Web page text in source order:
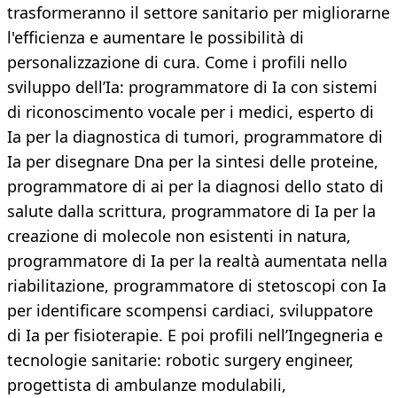
trasformeranno il settore sanitario per migliorarne
l'efficienza e aumentare le possibilità di
personalizzazione di cura. Come i profili nello
sviluppo dell’Ia: programmatore di Ia con sistemi
di riconoscimento vocale per i medici, esperto di
Ia per la diagnostica di tumori, programmatore di
Ia per disegnare Dna per la sintesi delle proteine,
programmatore di ai per la diagnosi dello stato di
salute dalla scrittura, programmatore di Ia per la
creazione di molecole non esistenti in natura,
programmatore di Ia per la realtà aumentata nella
riabilitazione, programmatore di stetoscopi con Ia
per identificare scompensi cardiaci, sviluppatore
di Ia per fisioterapie. E poi profili nell’Ingegneria e
tecnologie sanitarie: robotic surgery engineer,
progettista di ambulanze modulabili,